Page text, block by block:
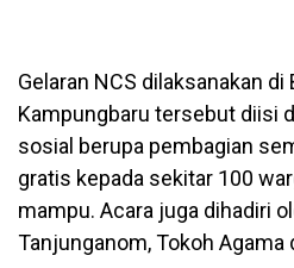
Gelaran NCS dilaksanakan di
Kampungbaru tersebut diisi
sosial berupa pembagian
gratis kepada sekitar 100
mampu. Acara juga dihadiri
Tanjunganom, Tokoh Agama